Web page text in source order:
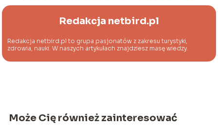
Redakcja netbird.pl
Redakcja netbird.pl to grupa pasjonatów z zakresu turystyki,
zdrowia, nauki. W naszych artykułach znajdziesz masę wiedzy.
Może Cię również zainteresować